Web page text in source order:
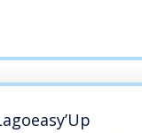
Fondo